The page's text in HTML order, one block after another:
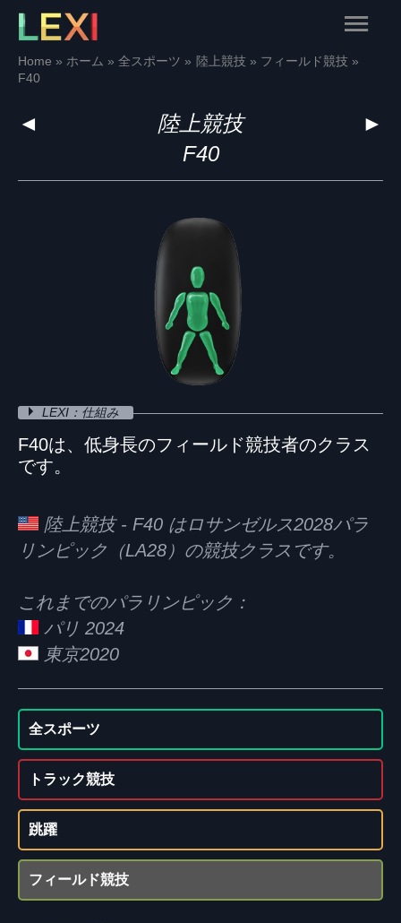
Skip
content
Main
Menu
Home ホーム 全スポーツ 陸上競技
フィールド競技
F40
◄ ►
陸上競技
F40
LEXI：仕組み
F40は、低身長のフィールド競技者のクラス
です。
陸上競技 - F40 はロサンゼルス2028パラ
リンピック（LA28）の競技クラスです。
これまでのパラリンピック：
パリ 2024
東京2020
全スポーツ
トラック競技
跳躍
フィールド競技